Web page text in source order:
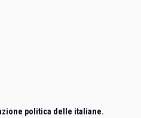
politica delle italiane.